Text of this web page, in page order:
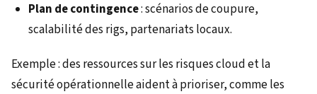
Plan de contingence: scénarios de coupure,
scalabilité des rigs, partenariats locaux.
Exemple : des ressources sur les risques cloud et la
sécurité opérationnelle aident à prioriser, comme les